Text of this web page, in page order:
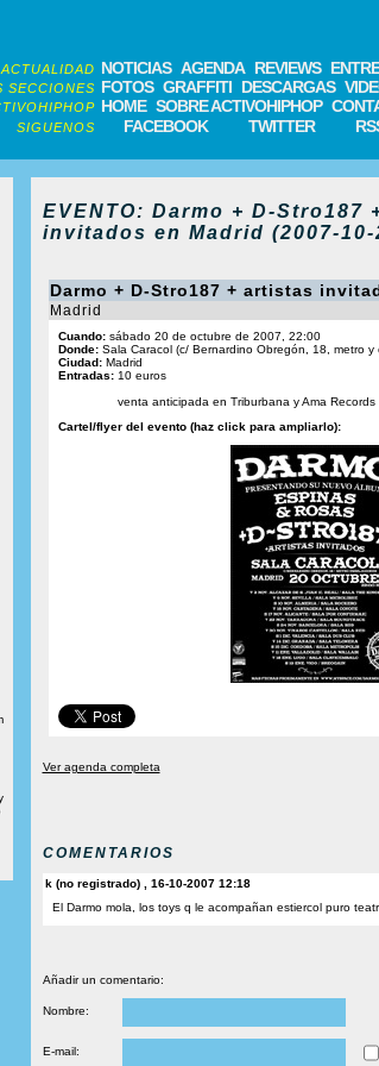
ACTUALIDAD NOTICIAS AGENDA REVIEWS
SECCIONES FOTOS GRAFFITI DESCARGAS
HOME SOBRE ACTIVOHIPHOP
SIGUENOS FACEBOOK TWITTER
EVENTO: Darmo + D-Stro187
invitados en Madrid (2007-10-
Darmo + D-Stro187 + artistas
Madrid
Cuando:sábado 20 de octubre de 2007, 22:00
Donde:Sala Caracol (c/ Bernardino Obregón, 18, metro y
Ciudad:Madrid
Entradas: 10 euros
venta anticipada en Triburbana y Ama Records
Cartel/flyer del evento (haz click para ampliarlo):
Ver agenda completa
COMENTARIOS
k (no registrado) , 16-10-2007 12:18
El Darmo mola, los toys q le acompañan estiercol puro
Añadir un comentario:
Nombre:
E-mail: